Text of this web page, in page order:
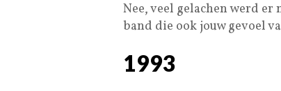
Nee, veel gelachen werd er
band die ook jouw gevoel
1993